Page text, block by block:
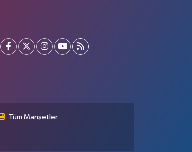
Tüm Manşetler